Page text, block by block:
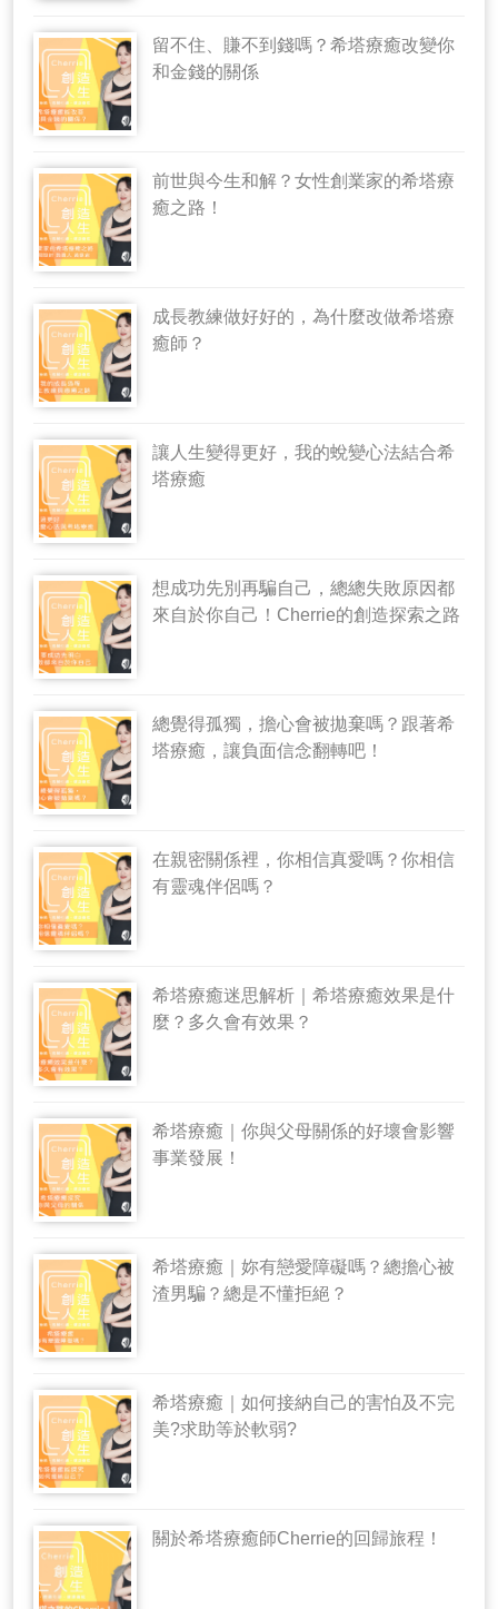
留不住、賺不到錢嗎？希塔療癒改變你
和金錢的關係
前世與今生和解？女性創業家的希塔療
癒之路！
成長教練做好好的，為什麼改做希塔療
癒師？
讓人生變得更好，我的蛻變心法結合希
塔療癒
想成功先別再騙自己，總總失敗原因都
來自於你自己！Cherrie的創造探索之路
總覺得孤獨，擔心會被拋棄嗎？跟著希
塔療癒，讓負面信念翻轉吧！
在親密關係裡，你相信真愛嗎？你相信
有靈魂伴侶嗎？
希塔療癒迷思解析｜希塔療癒效果是什
麼？多久會有效果？
希塔療癒｜你與父母關係的好壞會影響
事業發展！
希塔療癒｜妳有戀愛障礙嗎？總擔心被
渣男騙？總是不懂拒絕？
希塔療癒｜如何接納自己的害怕及不完
美?求助等於軟弱?
關於希塔療癒師Cherrie的回歸旅程！